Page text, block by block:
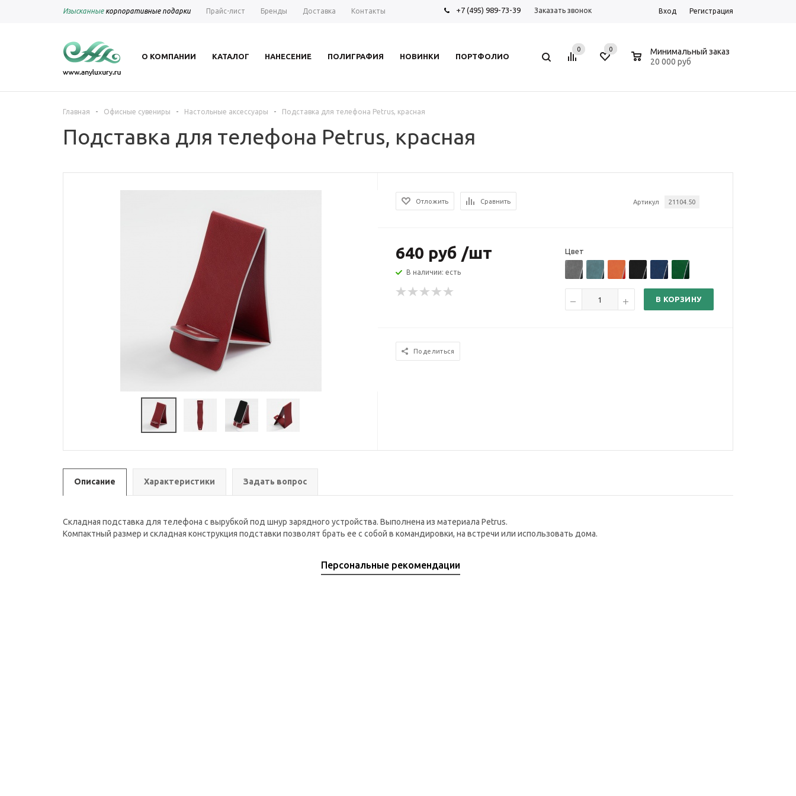
Изысканныекорпоративные подарки Прайс-лист Бренды Доставка Контакты +7 (495) 989-73-39 Заказать звонок Вход Регистрация
О КОМПАНИИ КАТАЛОГ НАНЕСЕНИЕ ПОЛИГРАФИЯ НОВИНКИ ПОРТФОЛИО
0 0
Минимальный заказ
20 000 руб
Главная - Офисные сувениры - Настольные аксессуары - Подставка для телефона Petrus, красная
Подставка для телефона Petrus, красная
Артикул 21104.50
Отложить Сравнить
640 руб /шт
В наличии: есть
Цвет
В КОРЗИНУ
Поделиться
Описание Характеристики Задать вопрос
Складная подставка для телефона с вырубкой под шнур зарядного устройства. Выполнена из материала Petrus.
Компактный размер и складная конструкция подставки позволят брать ее с собой в командировки, на встречи или использовать дома.
Персональные рекомендации